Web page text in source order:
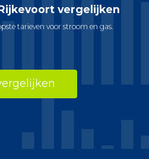
vergelijken
tarieven voor stroom en gas.